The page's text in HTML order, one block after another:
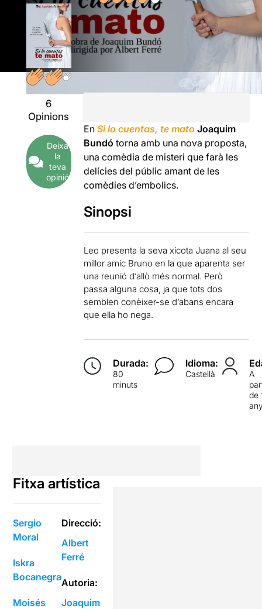
6
Opinions
Deixa
la
teva
opinió
EnSi lo cuentas, te mato Joaquim
Bundó torna amb una nova proposta,
una comèdia de misteri que farà les
delícies del públic amant de les
comèdies d’embolics.
Sinopsi
Leo presenta la seva xicota Juana al seu
millor amic Bruno en la que aparenta ser
una reunió d’allò més normal. Però
passa alguna cosa, ja que tots dos
semblen conèixer-se d’abans encara
que ella ho nega.
Durada:
80
minuts
Idioma:
Castellà
A
de
Fitxa artística
Sergio
Moral
Iskra
Bocanegra
Moisés
Direcció:
Albert
Ferré
Autoria:
Joaquim